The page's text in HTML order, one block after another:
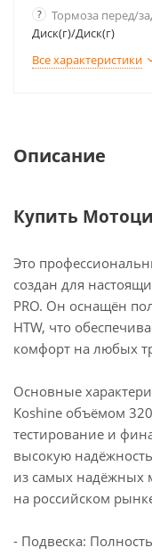
?
Тормоза перед/
Диск(г)/Диск(г)
Все характеристики
Описание
Купить
Это
создан для
PRO. Он оснащён
HTW, что
комфорт на любых
Основные
Koshine объёмом
тестирование и
высокую
из самых надёжных
на российском
- Подвеска: